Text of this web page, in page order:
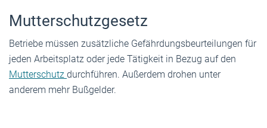
Mutterschutzgesetz
Betriebe müssen zusätzliche Gefährdungsbeurteilungen für
jeden Arbeitsplatz oder jede Tätigkeit in Bezug auf den
Mutterschutz durchführen. Außerdem drohen unter
anderem mehr Bußgelder.